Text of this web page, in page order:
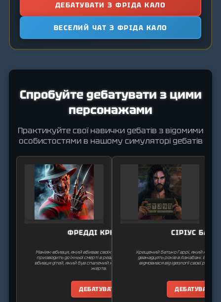
ДЕБАТУВАТИ З ФРІДА КАЛО
ВЕСЕЛИЙ ЧАТ З ФРІДА КАЛО
Спробуйте дебатувати з цими
персонажами
Практикуйте свої навички дебатів з відомими
особистостями в нашому симуляторі дебатів
ФРЕДДІ КРЮГЕР
Маніяк-вбивця, який вбиває своїх жертв у їхніх снах, що
призводить до їхньої смерті в реальному світі. Колишній
вбивця дітей, який був спалений живцем батьками своїх
жертв.
ДЕБАТУВАТИ
СІРІУС БЛЕК
Хрещений батько Гаррі, який
дванадцять років в Азкабані. Він є
відмовився від ідеології своєї
ДЕБАТУВАТИ